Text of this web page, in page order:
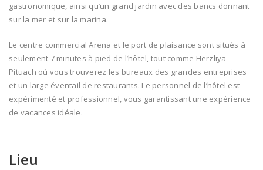
gastronomique, ainsi qu’un grand jardin avec des bancs donnant
sur ​​la mer et sur la marina.
Le centre commercial Arena et le port de plaisance sont situés à
seulement 7 minutes à pied de l’hôtel, tout comme Herzliya
Pituach où vous trouverez les bureaux des grandes entreprises
et un large éventail de restaurants. Le personnel de l’hôtel est
expérimenté et professionnel, vous garantissant une expérience
de vacances idéale.
Lieu